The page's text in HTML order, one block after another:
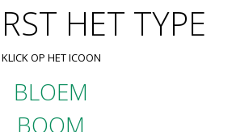
HET TYPE
KLICK OP HET ICOON
BLOEM
BOOM